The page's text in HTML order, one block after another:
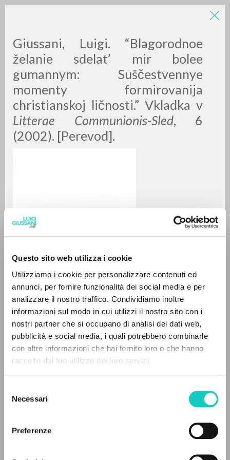
Questo sito web utilizza i cookie
Utilizziamo i cookie per personalizzare contenuti ed
annunci, per fornire funzionalità dei social media e per
analizzare il nostro traffico. Condividiamo inoltre
informazioni sul modo in cui utilizzi il nostro sito con i
nostri partner che si occupano di analisi dei dati web,
pubblicità e social media, i quali potrebbero combinarle
con altre informazioni che hai fornito loro o che hanno
raccolto dal tuo utilizzo dei loro servizi.
delNecessari
Preferenze
Giussani, Luigi. “Blagorodnoe
želanie sdelat’ mir bolee
gumannym: Suščestvennye
momenty formirovanija
christianskoj ličnosti.” Vkladka v
Litterae Communionis-Sled, 6
(2002). [Perevod].
Giussani LuigiAutore
2002
LUIGI
GIUSSANI
scritti
0DOCUMENTI TROVATI
RISULTATI SUCCESSIVI